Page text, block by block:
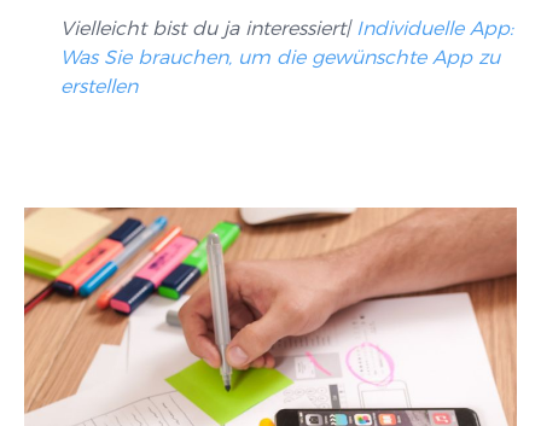
Vielleicht bist du ja interessiert| Individuelle App:
Was Sie brauchen, um die gewünschte App zu
erstellen